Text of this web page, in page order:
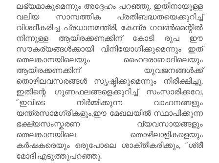
ലഭ്യമാകുമെന്നും അദ്ദേഹം പറഞ്ഞു. ഇതിനായുള്ള
വലിയ സാമ്പത്തിക പ്രതിബദ്ധതയെക്കുറിച്ച്
വിശദീകരിച്ച പ്രധാനമന്ത്രി, കേന്ദ്ര ഗവൺമെന്റിൽ
നിന്നുള്ള ആയിരക്കണക്കിന് കോടി രൂപ ഈ
സൗകര്യങ്ങൾക്കായി വിനിയോഗിക്കുമെന്നും ഇത്
തെലങ്കാനയിലെയും ഹൈദരാബാദിലെയും
ആയിരക്കണക്കിന് യുവജനങ്ങൾക്ക്‌
തൊഴിലവസരങ്ങൾ സൃഷ്ടിക്കുമെന്നും നിരീക്ഷിച്ചു.
ഇതിന്റെ ഗുണഫലങ്ങളെക്കുറിച്ച് സംസാരിക്കവേ,
“ഇവിടെ നിർമ്മിക്കുന്ന വാഹനങ്ങളും
യന്ത്രസാമഗ്രികളും,ഈ മേഖലയിൽ സ്ഥാപിക്കുന്ന
ഭക്ഷ്യസംസ്കരണ വ്യവസായങ്ങളും
തെലങ്കാനയിലെ തൊഴിലാളികളെയും
കർഷകരെയും ഒരുപോലെ ശാക്തീകരിക്കും, “ശ്രീ
മോദി എടുത്തുപറഞ്ഞു.